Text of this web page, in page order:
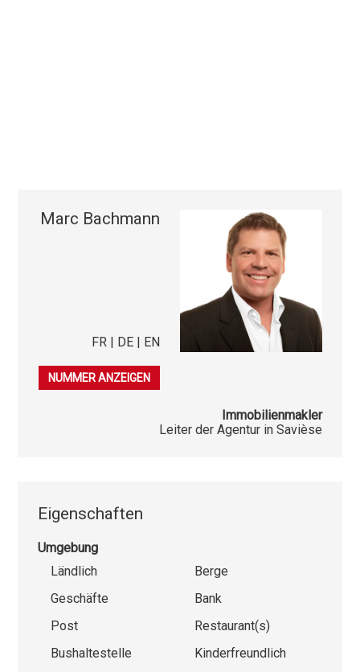
Marc Bachmann
FR | DE | EN
079 253 38 44
NUMMER ANZEIGEN
Immobilienmakler
Leiter der Agentur in Savièse
Eigenschaften
Umgebung
Ländlich
Berge
Geschäfte
Bank
Post
Restaurant(s)
Bushaltestelle
Kinderfreundlich